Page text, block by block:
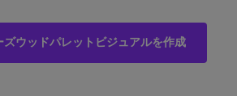
ウッドパレットビジュアルを作成